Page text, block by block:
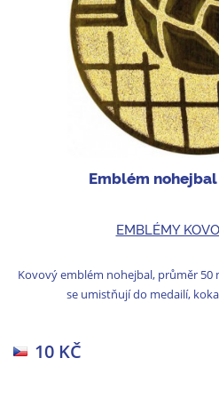
Emblém
EMBLÉMY
Kovový emblém nohejbal, průměr
se umistňují do medailí,
10 KČ